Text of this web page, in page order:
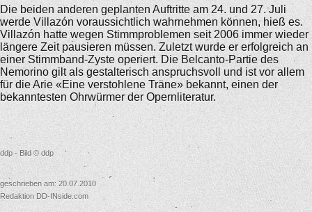
Die beiden anderen geplanten Auftritte am 24. und 27. Juli
werde Villazón voraussichtlich wahrnehmen können, hieß es.
Villazón hatte wegen Stimmproblemen seit 2006 immer wieder
längere Zeit pausieren müssen. Zuletzt wurde er erfolgreich an
einer Stimmband-Zyste operiert. Die Belcanto-Partie des
Nemorino gilt als gestalterisch anspruchsvoll und ist vor allem
für die Arie «Eine verstohlene Träne» bekannt, einen der
bekanntesten Ohrwürmer der Opernliteratur.
ddp - Bild © ddp
geschrieben am: 20.07.2010
Redaktion DD-INside.com